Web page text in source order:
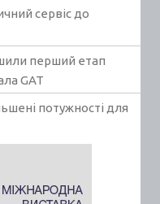
сервіс до
перший етап
GAT
потужності для